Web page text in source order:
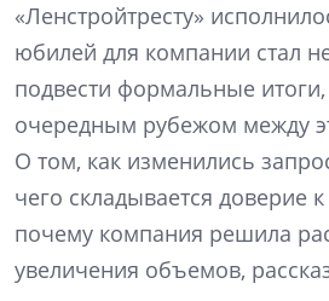
«Ленстройтресту»
юбилей для компании стал
подвести формальные итоги,
очередным рубежом между
О том, как изменились
чего складывается доверие
почему компания решила
увеличения объемов,